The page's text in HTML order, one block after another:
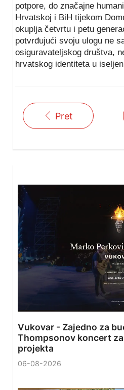
potpore, do značajne
Hrvatskoj i BiH tijekom
okuplja četvrtu i petu
potvrđujući svoju ulogu ne
osiguravateljskog društva,
hrvatskog identiteta u
Pret
Vukovar - Zajedno za
Thompsonov koncert
projekta
06-08-2026